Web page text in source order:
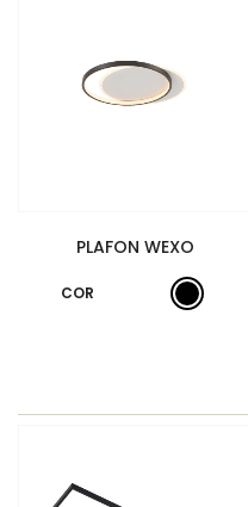
PLAFON WEXO
COR